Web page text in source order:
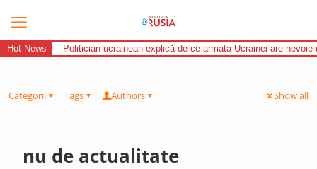
Hot News Politician ucrainean explică de ce armata Ucrainei are nevoie
Categorii Tags Authors Show all
nu de actualitate